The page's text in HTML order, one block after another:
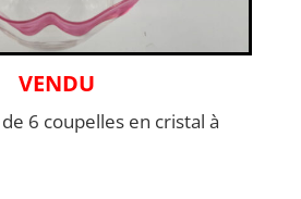
VENDU
6 coupelles en cristal à